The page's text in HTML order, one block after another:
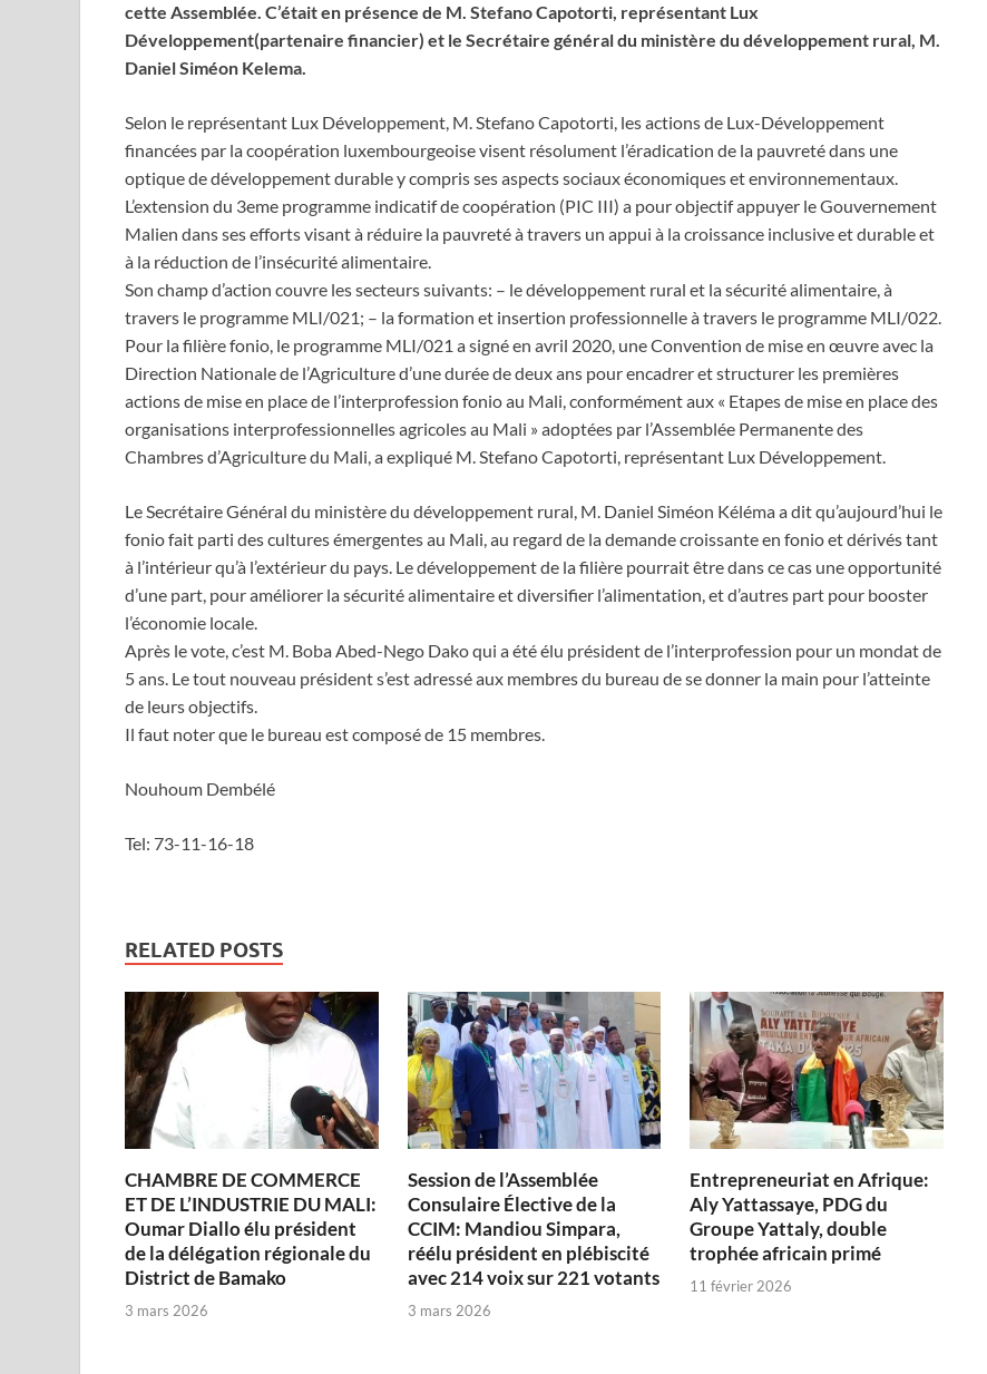
cette Assemblée. C’était en présence de M. Stefano Capotorti, représentant Lux
Développement(partenaire financier) et le Secrétaire général du ministère du développement rural, M.
Daniel Siméon Kelema.
Selon le représentant Lux Développement, M. Stefano Capotorti, les actions de Lux-Développement
financées par la coopération luxembourgeoise visent résolument l’éradication de la pauvreté dans une
optique de développement durable y compris ses aspects sociaux économiques et environnementaux.
L’extension du 3eme programme indicatif de coopération (PIC III) a pour objectif appuyer le Gouvernement
Malien dans ses efforts visant à réduire la pauvreté à travers un appui à la croissance inclusive et durable et
à la réduction de l’insécurité alimentaire.
Son champ d’action couvre les secteurs suivants: – le développement rural et la sécurité alimentaire, à
travers le programme MLI/021; – la formation et insertion professionnelle à travers le programme MLI/022.
Pour la filière fonio, le programme MLI/021 a signé en avril 2020, une Convention de mise en œuvre avec la
Direction Nationale de l’Agriculture d’une durée de deux ans pour encadrer et structurer les premières
actions de mise en place de l’interprofession fonio au Mali, conformément aux « Etapes de mise en place des
organisations interprofessionnelles agricoles au Mali » adoptées par l’Assemblée Permanente des
Chambres d’Agriculture du Mali, a expliqué M. Stefano Capotorti, représentant Lux Développement.
Le Secrétaire Général du ministère du développement rural, M. Daniel Siméon Kéléma a dit qu’aujourd’hui le
fonio fait parti des cultures émergentes au Mali, au regard de la demande croissante en fonio et dérivés tant
à l’intérieur qu’à l’extérieur du pays. Le développement de la filière pourrait être dans ce cas une opportunité
d’une part, pour améliorer la sécurité alimentaire et diversifier l’alimentation, et d’autres part pour booster
l’économie locale.
Après le vote, c’est M. Boba Abed-Nego Dako qui a été élu président de l’interprofession pour un mondat de
5 ans. Le tout nouveau président s’est adressé aux membres du bureau de se donner la main pour l’atteinte
de leurs objectifs.
Il faut noter que le bureau est composé de 15 membres.
Nouhoum Dembélé
Tel: 73-11-16-18
RELATED POSTS
CHAMBRE DE COMMERCE
ET DE L’INDUSTRIE DU MALI:
Oumar Diallo élu président
de la délégation régionale du
District de Bamako
3 mars 2026
Session de l’Assemblée
Consulaire Élective de la
CCIM: Mandiou Simpara,
réélu président en plébiscité
avec 214 voix sur 221 votants
3 mars 2026
Entrepreneuriat en Afrique:
Aly Yattassaye, PDG du
Groupe Yattaly, double
trophée africain primé
11 février 2026